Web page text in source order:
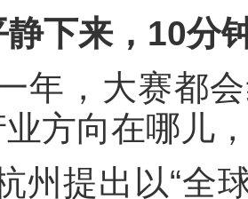
下来，10分
年，大赛都
业方向在哪儿
州提出以“全